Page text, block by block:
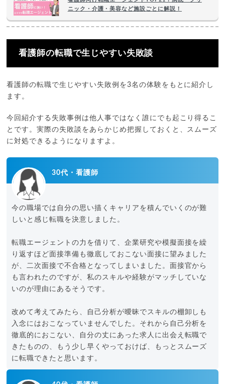
ニック・介護・美容など施設ごとに解説！
看護師の転職で生じやすい失敗談
看護師の転職で生じやすい失敗例を3名の体験をもとに紹介し
ます。
今回紹介する失敗事例は他人事ではなく誰にでも起こり得るこ
とです。実際の失敗談をあらかじめ把握しておくと、スムーズ
に対処できるようになりますよ。
30代・看護師
今の職場では自分の思い描くキャリアを積んでいくのが難
しいと感じ転職を決意しました。
転職エージェントの力を借りて、企業研究や模擬面接を繰
り返すほど面接準備も徹底しておこない面接に望みました
が、二次面接で不合格となってしまいました。面接官から
も言われたのですが、私のスキルや経験がマッチしていな
いのが理由にあるそうです。
改めて考えてみたら、自己分析が曖昧でスキルの棚卸しも
入念にはおこなっていませんでした。それから自己分析を
徹底的におこない、自分の丈にあった求人に出会え転職で
きたものの、もう少し早くやっておけば、もっとスムーズ
に転職できたと思います。